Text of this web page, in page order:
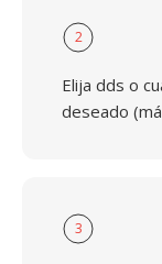
2
Elija dds o
deseado
3